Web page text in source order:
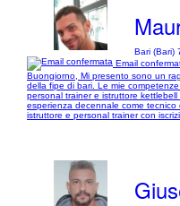
Bari (Bari)
Email
Buongiorno, Mi presento sono un
della fipe di bari. Le mie
personal trainer e istruttore
esperienza decennale come
istruttore e personal trainer con